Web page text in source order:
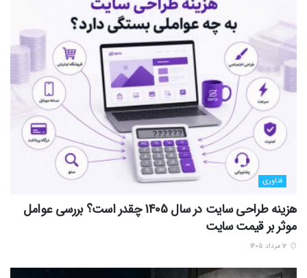
فناوری
هزینه طراحی سایت در سال 1405 چقدر است؟ بررسی عوامل
موثر بر قیمت سایت